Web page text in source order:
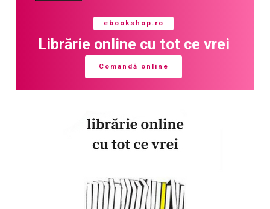
ebookshop.ro
Librărie online cu tot ce vrei
Comandă online